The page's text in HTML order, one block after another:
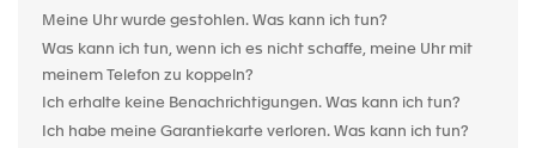
Meine Uhr wurde gestohlen. Was kann ich tun?
Was kann ich tun, wenn ich es nicht schaffe, meine Uhr mit
meinem Telefon zu koppeln?
Ich erhalte keine Benachrichtigungen. Was kann ich tun?
Ich habe meine Garantiekarte verloren. Was kann ich tun?